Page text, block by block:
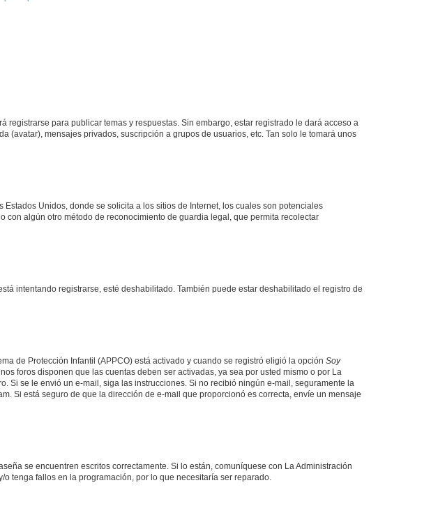
para publicar temas y respuestas. Sin embargo, estar registrado le dará acceso a
mensajes privados, suscripción a grupos de usuarios, etc. Tan solo le tomará unos
Unidos, donde se solicita a los sitios de Internet, los cuales son potenciales
algún otro método de reconocimiento de guardia legal, que permita recolectar
intentando registrarse, esté deshabilitado. También puede estar deshabilitado el registro de
de Protección Infantil (APPCO) está activado y cuando se registró eligió la opción Soy
foros disponen que las cuentas deben ser activadas, ya sea por usted mismo o por La
Si se le envió un e-mail, siga las instrucciones. Si no recibió ningún e-mail, seguramente la
Si está seguro de que la dirección de e-mail que proporcionó es correcta, envíe un mensaje
se encuentren escritos correctamente. Si lo están, comuníquese con La Administración
tenga fallos en la programación, por lo que necesitaría ser reparado.